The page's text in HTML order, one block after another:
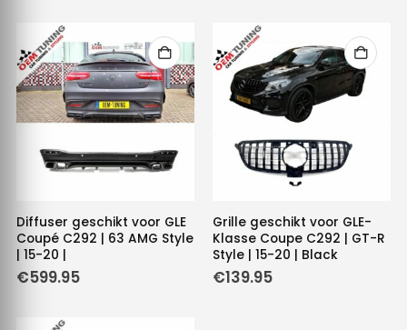
Diffuser geschikt voor GLE
Coupé C292 | 63 AMG Style
| 15-20 |
€599.95
Grille geschikt voor GLE-
Klasse Coupe C292 | GT-R
Style | 15-20 | Black
€139.95